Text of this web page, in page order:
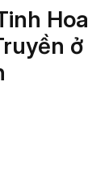
Hoa
ở